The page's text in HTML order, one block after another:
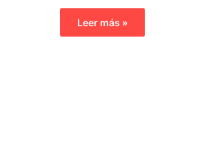
Leer más »